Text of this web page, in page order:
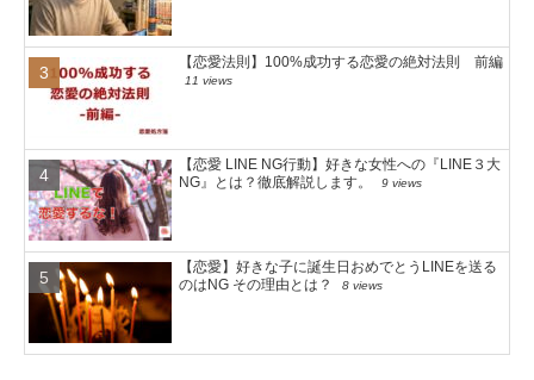
【恋愛法則】100%成功する恋愛の絶対法則 前編
11 views
【恋愛 LINE NG行動】好きな女性への『LINE３大
NG』とは？徹底解説します。
9 views
【恋愛】好きな子に誕生日おめでとうLINEを送る
のはNG その理由とは？
8 views